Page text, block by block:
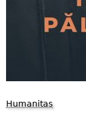
Humanitas